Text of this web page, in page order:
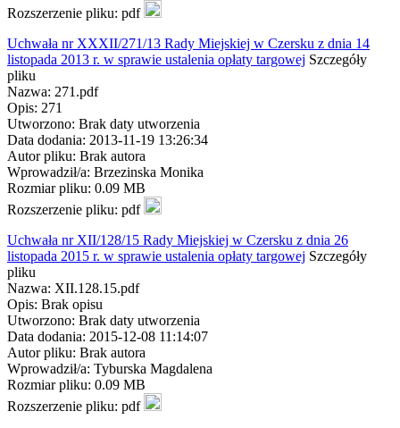
Rozszerzenie pliku: pdf
Uchwała nr XXXII/271/13 Rady Miejskiej w Czersku z dnia 14
listopada 2013 r. w sprawie ustalenia opłaty targowej Szczegóły
pliku
Nazwa: 271.pdf
Opis: 271
Utworzono: Brak daty utworzenia
Data dodania: 2013-11-19 13:26:34
Autor pliku: Brak autora
Wprowadził/a: Brzezinska Monika
Rozmiar pliku: 0.09 MB
Rozszerzenie pliku: pdf
Uchwała nr XII/128/15 Rady Miejskiej w Czersku z dnia 26
listopada 2015 r. w sprawie ustalenia opłaty targowej Szczegóły
pliku
Nazwa: XII.128.15.pdf
Opis: Brak opisu
Utworzono: Brak daty utworzenia
Data dodania: 2015-12-08 11:14:07
Autor pliku: Brak autora
Wprowadził/a: Tyburska Magdalena
Rozmiar pliku: 0.09 MB
Rozszerzenie pliku: pdf